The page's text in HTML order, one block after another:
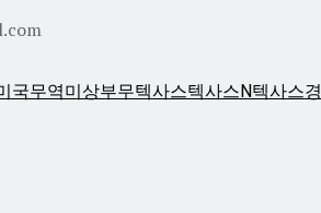
국무역미상부무텍사스텍사스N텍사스